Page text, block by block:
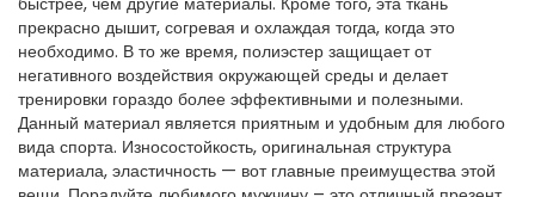
прекрасно дышит, согревая и охлаждая тогда, когда это
необходимо. В то же время, полиэстер защищает от
негативного воздействия окружающей среды и делает
тренировки гораздо более эффективными и полезными.
Данный материал является приятным и удобным для любого
вида спорта. Износостойкость, оригинальная структура
материала, эластичность — вот главные преимущества этой